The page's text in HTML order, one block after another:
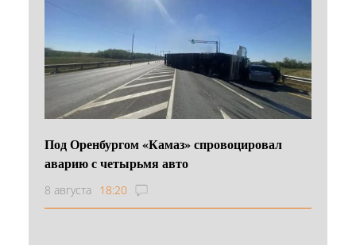
Под Оренбургом «Камаз» спровоцировал
аварию с четырьмя авто
8 августа 18:20